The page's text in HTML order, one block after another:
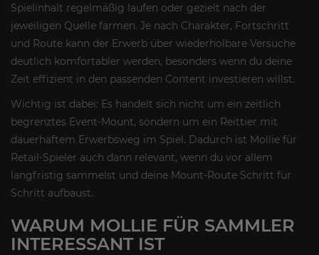
Spielinhalt regelmäßig laufen oder gezielt nach der
jeweiligen Quelle farmen. Je nach Charakter, Fortschritt
und Route kann der Erwerb über wiederholbare Versuche
deutlich komfortabler werden, besonders wenn du deine
Zeit effizient in den passenden Content investieren willst.
Wichtig ist dabei: Es handelt sich nicht um ein zeitlich
begrenztes Event-Mount, sondern um ein Reittier mit
dauerhaftem Erwerbsweg im Spiel. Dadurch ist Mollie für
Retail-Spieler auch dann relevant, wenn du vor allem
langfristig sammelst und deine Mount-Route Schritt für
Schritt aufbaust.
WARUM MOLLIE FÜR SAMMLER
INTERESSANT IST